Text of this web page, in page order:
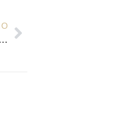
GUIA DE TAMANHOS DE GABINETES DE HOTEL ESCOLHENDO O ARMAZENAMENTO CERTO PARA DIFERENTES TAMANHOS DE QUARTOS